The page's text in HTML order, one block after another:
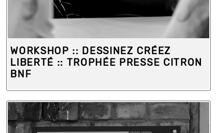
WORKSHOP :: DESSINEZ CRÉEZ
LIBERTÉ :: TROPHÉE PRESSE CITRON
BNF